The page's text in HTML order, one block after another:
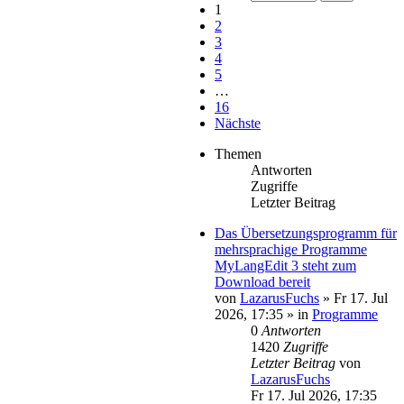
1
2
3
4
5
…
16
Nächste
Themen
Antworten
Zugriffe
Letzter Beitrag
Das Übersetzungsprogramm für
mehrsprachige Programme
MyLangEdit 3 steht zum
Download bereit
von LazarusFuchs » Fr 17. Jul
2026, 17:35 » in Programme
0 Antworten
1420 Zugriffe
Letzter Beitrag von
LazarusFuchs
Fr 17. Jul 2026, 17:35